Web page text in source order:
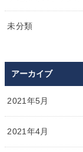
未分類
アーカイブ
2021年5月
2021年4月